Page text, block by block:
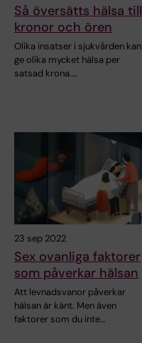
Så översätts hälsa till
kronor och ören
Olika insatser i sjukvården kan
ge olika mycket hälsa per
satsad krona.…
23 sep 2022
Sex ovanliga faktorer
som påverkar hälsan
Att levnadsvanor påverkar
hälsan är känt. Men även
faktorer som du inte…